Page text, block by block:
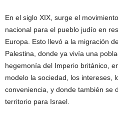
En el siglo XIX, surge el
nacional para el pueblo judío en
Europa. Esto llevó a la migración
Palestina, donde ya vivía una
hegemonía del Imperio británico,
modelo la sociedad, los intereses,
conveniencia, y donde también se
territorio para Israel.